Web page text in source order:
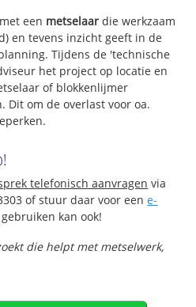
een metselaar die werkzaam
en tevens inzicht geeft in de
Tijdens de 'technische
het project op locatie en
of blokkenlijmer
Dit om de overlast voor oa.
telefonisch aanvragen via
of stuur daar voor eene-
gebruiken kan ook!
die helpt met metselwerk,